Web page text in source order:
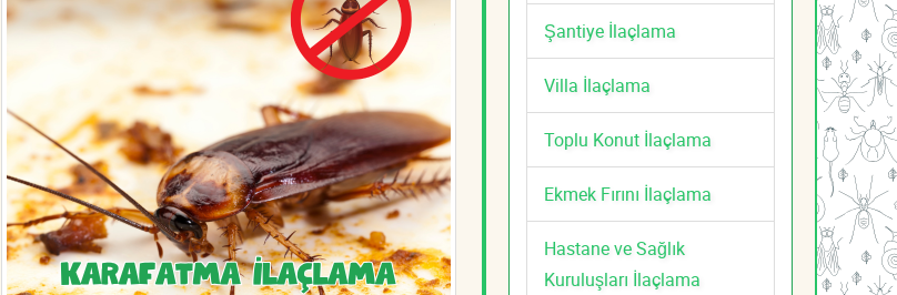
Şantiye İlaçlama
Villa İlaçlama
Toplu Konut İlaçlama
Ekmek Fırını İlaçlama
Hastane ve Sağlık
Kuruluşları İlaçlama